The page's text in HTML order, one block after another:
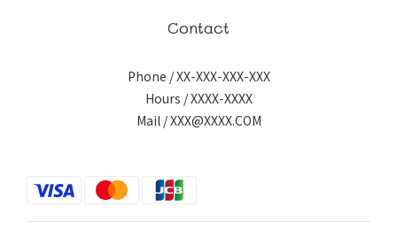
Contact
Phone / XX-XXX-XXX-XXX
Hours / XXXX-XXXX
Mail / XXX@XXXX.COM